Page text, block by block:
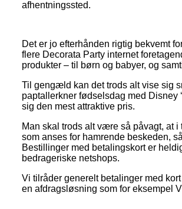
afhentningssted.
Det er jo efterhånden rigtig bekvemt
flere Decorata Party internet
produkter – til børn og babyer, og
Til gengæld kan det trods alt vise sig
paptallerkner fødselsdag med Disney
sig den mest attraktive pris.
Man skal trods alt være så påvagt, at
som anses for hamrende beskeden,
Bestillinger med betalingskort er
bedrageriske netshops.
Vi tilråder generelt betalinger med
en afdragsløsning som for eksempel